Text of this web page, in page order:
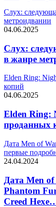
Слух:
метроидвании
04.06.2025
Слух:
в жанре
Elden Ring:
копий
04.06.2025
Elden Ring:
проданных
Дата Men of
первые
24.04.2024
Дата Men
Phantom
Creed